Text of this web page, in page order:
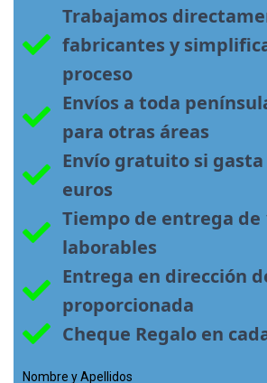
Trabajamos
fabricantes y
proceso
Envíos a toda
para otras áreas
Envío gratuito si gasta
euros
Tiempo de entrega de
laborables
Entrega en dirección
proporcionada
Cheque Regalo en
Nombre y Apellidos